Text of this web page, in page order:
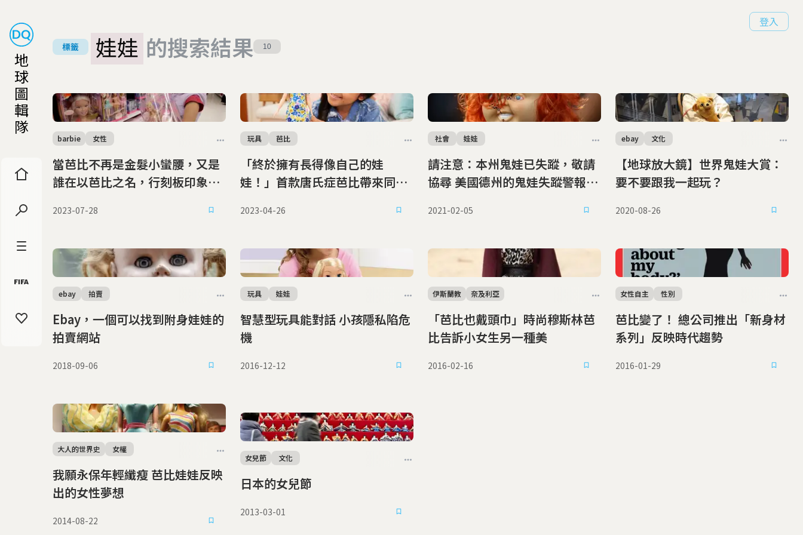
地
球
圖
輯
隊
登入
標籤 娃娃 的搜索結果 10
當芭比不再是金髮小蠻腰，又是
誰在以芭比之名，行刻板印象之
barbie 女性
2023-07-28
「終於擁有長得像自己的娃
娃！」首款唐氏症芭比帶來同理
玩具 芭比
2023-04-26
請注意：本州鬼娃已失蹤，敬請
協尋 美國德州的鬼娃失蹤警報疑
社會 娃娃
2021-02-05
【地球放大鏡】世界鬼娃大賞：
要不要跟我一起玩？
ebay 文化
2020-08-26
Ebay，一個可以找到附身娃娃的
拍賣網站
ebay 拍賣
2018-09-06
智慧型玩具能對話 小孩隱私陷危
機
玩具 娃娃
2016-12-12
「芭比也戴頭巾」時尚穆斯林芭
比告訴小女生另一種美
伊斯蘭教 奈及利亞
2016-02-16
芭比變了！ 總公司推出「新身材
系列」反映時代趨勢
女性自主 性別
2016-01-29
我願永保年輕纖瘦 芭比娃娃反映
出的女性夢想
大人的世界史 女權
2014-08-22
日本的女兒節
女兒節 文化
2013-03-01